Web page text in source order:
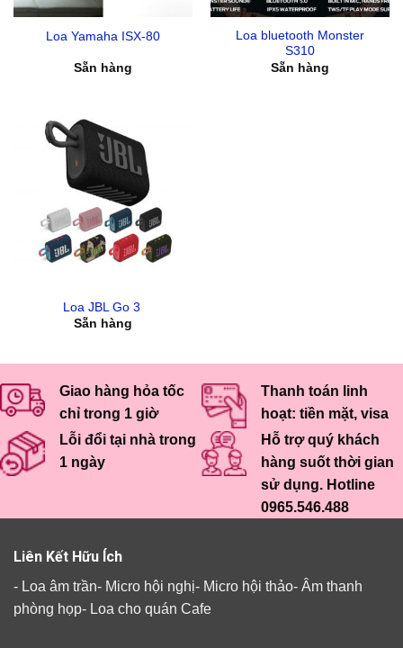
Loa Yamaha ISX-80
Sẵn hàng
Loa bluetooth Monster
S310
Sẵn hàng
Loa JBL Go 3
Sẵn hàng
Giao hàng hỏa tốc
chỉ trong 1 giờ
Thanh toán linh
hoạt: tiền mặt, visa
Lỗi đổi tại nhà trong
1 ngày
Hỗ trợ quý khách
hàng suốt thời gian
sử dụng. Hotline
0965.546.488
Liên Kết Hữu Ích
- Loa âm trần- Micro hội nghị- Micro hội thảo- Âm thanh
phòng họp- Loa cho quán Cafe